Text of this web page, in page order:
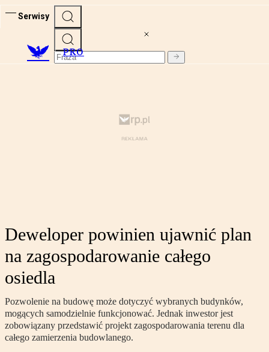
Serwisy
PRO
Deweloper powinien ujawnić plan
na zagospodarowanie całego
osiedla
Pozwolenie na budowę może dotyczyć wybranych budynków,
mogących samodzielnie funkcjonować. Jednak inwestor jest
zobowiązany przedstawić projekt zagospodarowania terenu dla
całego zamierzenia budowlanego.